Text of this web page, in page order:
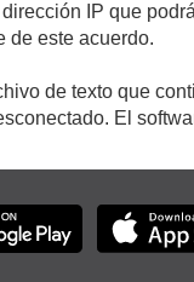
IP que
de este acuerdo.
de texto que
El